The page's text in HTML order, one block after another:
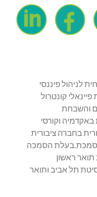
לניהול פיננסי
קונטרול
והשבחת
וקורסי
בחברה ציבורית
הסמכה
ראשון
תל אביב ותואר